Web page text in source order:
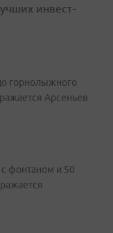
инвест-
горнолыжного
Арсеньев
фонтаном и 50